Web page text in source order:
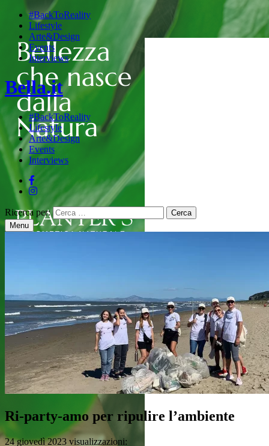
#BackToReality
Lifestyle
Arte&Design
Events
Interviews
Bella.it
#BackToReality
Lifestyle
Arte&Design
Events
Interviews
Ricerca per:
Menu
Ri-party-amo per ripulire l’ambiente
24 giovedì 2023 visualizzazioni: